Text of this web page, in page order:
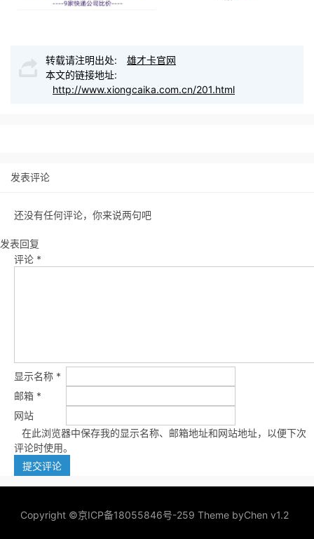
转载请注明出处:
雄才卡官网
本文的链接地址:
http://www.xiongcaika.com.cn/201.html
发表评论
还没有任何评论，你来说两句吧
发表回复
评论 *
显示名称 *
邮箱 *
网站
在此浏览器中保存我的显示名称、邮箱地址和网站地址，以便下次
评论时使用。
Copyright ©京ICP备18055846号-259 Theme byChen v1.2